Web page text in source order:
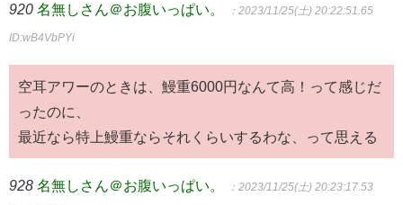
920 名無しさん＠お腹いっぱい。 ：2023/11/25(土) 20:22:51.65
ID:wB4VbPYi
空耳アワーのときは、鰻重6000円なんて高！って感じだ
ったのに、
最近なら特上鰻重ならそれくらいするわな、って思える
928 名無しさん＠お腹いっぱい。 ：2023/11/25(土) 20:23:17.53